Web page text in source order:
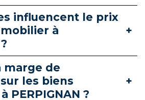
influencent le prix
à
marge de
les biens
PERPIGNAN ?